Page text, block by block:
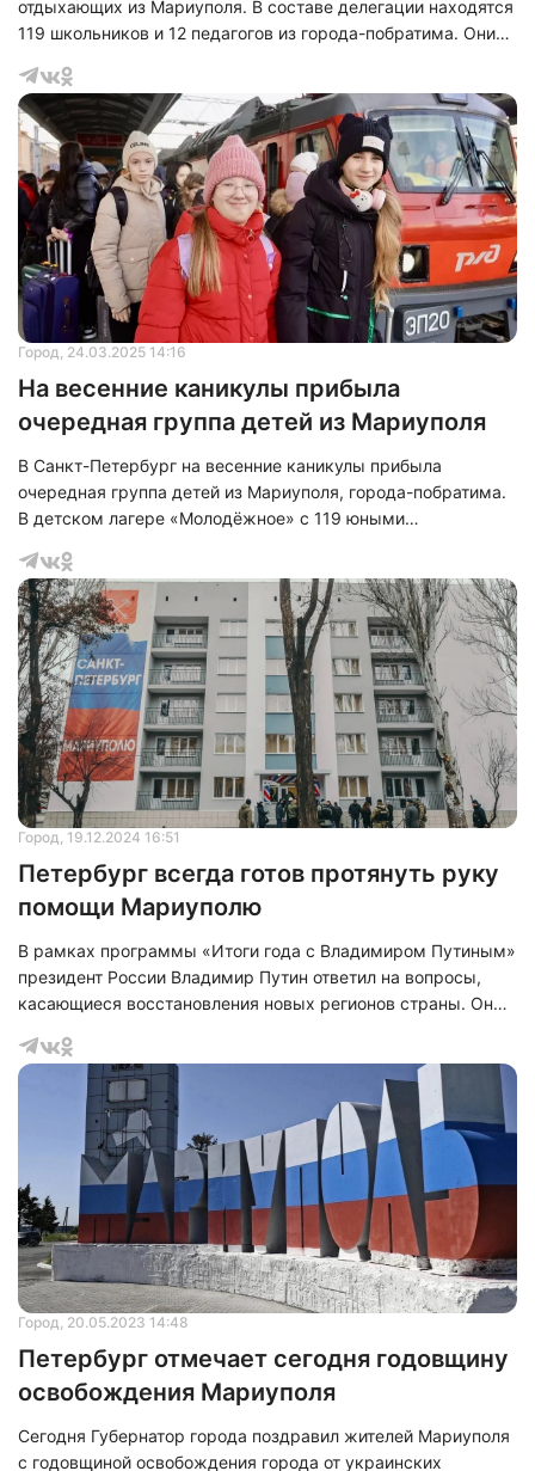
отдыхающих из Мариуполя. В составе делегации находятся
119 школьников и 12 педагогов из города-побратима. Они
образовательном лагере «Молодежное», расположенном в
Курортном районе, до 6 января 2025 года. Губернатор
Александр Беглов выразил радость по поводу приезда
ребят, отметив, что «Петербургские каникулы» для юных
мариупольцев стали доброй традицией. Он уверен, что
зимний отдых в Северной стол
Город, 24.03.2025 14:16
На весенние каникулы прибыла
очередная группа детей из Мариуполя
В Санкт-Петербург на весенние каникулы прибыла
очередная группа детей из Мариуполя, города-побратима.
В детском лагере «Молодёжное» с 119 юными
педагогов. Их пребывание продлится до 30 марта. Для
юных гостей города подготовлена обширная и
захватывающая культурно-познавательная программа под
названием «Параллели судьбы».
Город, 19.12.2024 16:51
Петербург всегда готов протянуть руку
помощи Мариуполю
В рамках программы «Итоги года с Владимиром Путиным»
президент России Владимир Путин ответил на вопросы,
касающиеся восстановления новых регионов страны. Он
субъектов Федерации, которые активно помогают этим
регионам. Особое внимание Путин уделил ситуации в
Мариуполе, отметив, что в город вернулось около 300
тысяч человек, и население продолжает стремительно
увеличиваться. На данный момент восстановлено более 1,7
тысячи жилых домов.
Город, 20.05.2023 14:48
Петербург отмечает сегодня годовщину
освобождения Мариуполя
Сегодня Губернатор города поздравил жителей Мариуполя
с годовщиной освобождения города от украинских